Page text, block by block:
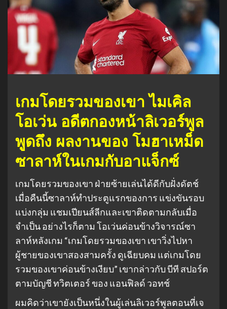
เกมโดยรวมของเขา ไมเคิล
โอเว่น อดีตกองหน้าลิเวอร์พูล
พูดถึง ผลงานของ โมฮาเหม็ด
ซาลาห์ในเกมกับอาแจ็กซ์
เกมโดยรวมของเขา ฝ่ายซ้ายเล่นได้ดีกับฝั่งดัตช์
เมื่อคืนนี้ซาลาห์ทำประตูแรกของการ แข่งขันรอบ
แบ่งกลุ่ม แชมเปียนส์ลีกและเขาติดตามกลับเมื่อ
จำเป็น อย่างไรก็ตาม โอเว่นค่อนข้างวิจารณ์ซา
ลาห์หลังเกม “เกมโดยรวมของเขา เขาวิ่งไปหา
ผู้ชายของเขาสองสามครั้ง ดูเฉียบคม แต่เกมโดย
รวมของเขาค่อนข้างเงียบ” เขากล่าวกับ บีที สปอร์ต
ตามบัญชี ทวิตเตอร์ ของ แอนฟิลด์ วอทช์
ผมคิดว่าเขายังเป็นหนึ่งในผู้เล่นลิเวอร์พูลตอนที่เจ